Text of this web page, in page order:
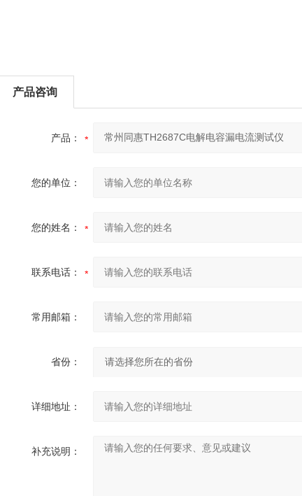
产品咨询
产品：
您的单位：
您的姓名：
联系电话：
常用邮箱：
省份：
详细地址：
补充说明：